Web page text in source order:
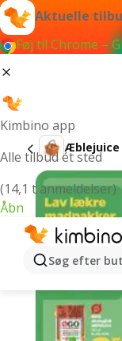
Aktuelle
Føj til Chrome –
Kimbino app
Alle tilbud ét sted
(14,1 t anmeldelser)
Åbn
Søg efter
Æblejuice